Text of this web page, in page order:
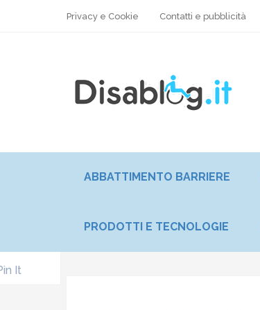
Privacy e Cookie Contatti e pubblicità
ABBATTIMENTO BARRIERE
PRODOTTI E TECNOLOGIE
It